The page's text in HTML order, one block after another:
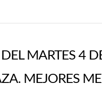
MARTES 4
MEJORES